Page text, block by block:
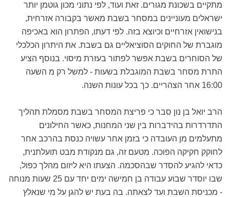
מתקיים בשכונת מגורים. זאת ועוד, לפי נתוני מכון גוטמן יותר
ישראלים מעוניינים במסחר בשבת מאשר בקבורה אזרחית,
בנישואין אזרחיים וכיוצא בזה. לפי דעתו, הפתרון הוא באכיפה
מוגברת של החוקים הסוציאליים גם בשבת. את היתרון הכלכלי
של הסוחרים בשבת אפשר לפתור בעזרת מיסוי. בנוסף הציע
התרת מסחר בשבת המוגבלת בשעות - למשל רק מ השעה
16:00 אחר הצהריים. כך בכל עונות השנה.
הרב יואל בן נון סבר כי פריצת המסחר בשבת מסמלת תהליך
התדרדרות בהידברות בין שני המחנות, כאשר החילונים
מתעלמים מן העובדה כי בזמן אחר עשויה כנסת בהרכב אחר
לחוקק חקיקה הפוכה. מטעם זה, גם מנקודת מבט תועלתנית,
כדאי להגיע להסדר שבהסכמה. הצעתו היא ליזום מהלך כפול,
שבו יוסדר שבוע עבודה בן חמישה ימים יחד עם 25 שעות מנוחה
- מכניסת השבת ועד לצאתה. בה בעת יש להגן על מי שנאלץ